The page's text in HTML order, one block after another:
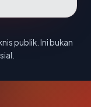
publik. Ini bukan